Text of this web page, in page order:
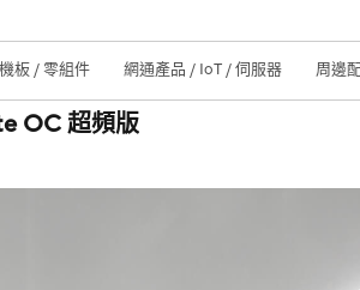
板 / 零組件 網通產品 / IoT / 伺服器 周邊
OC 超頻版